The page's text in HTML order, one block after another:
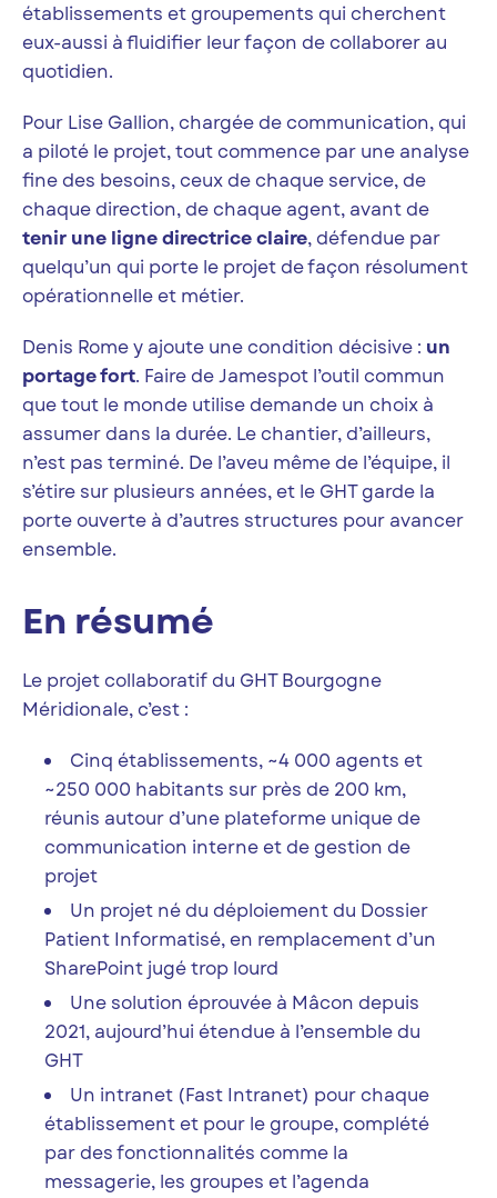
établissements et groupements qui cherchent
eux-aussi à fluidifier leur façon de collaborer au
quotidien.
Pour Lise Gallion, chargée de communication, qui
a piloté le projet, tout commence par une analyse
fine des besoins, ceux de chaque service, de
chaque direction, de chaque agent, avant de
tenir une ligne directrice claire, défendue par
quelqu’un qui porte le projet de façon résolument
opérationnelle et métier.
Denis Rome y ajoute une condition décisive : un
portage fort. Faire de Jamespot l’outil commun
que tout le monde utilise demande un choix à
assumer dans la durée. Le chantier, d’ailleurs,
n’est pas terminé. De l’aveu même de l’équipe, il
s’étire sur plusieurs années, et le GHT garde la
porte ouverte à d’autres structures pour avancer
ensemble.
En résumé
Le projet collaboratif du GHT Bourgogne
Méridionale, c’est :
Cinq établissements, ~4 000 agents et
~250 000 habitants sur près de 200 km,
réunis autour d’une plateforme unique de
communication interne et de gestion de
projet
Un projet né du déploiement du Dossier
Patient Informatisé, en remplacement d’un
SharePoint jugé trop lourd
Une solution éprouvée à Mâcon depuis
2021, aujourd’hui étendue à l’ensemble du
GHT
Un intranet (Fast Intranet) pour chaque
établissement et pour le groupe, complété
par des fonctionnalités comme la
messagerie, les groupes et l’agenda